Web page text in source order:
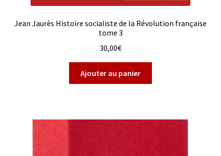
Jean Jaurès Histoire socialiste de la Révolution française
tome 3
30,00€
Ajouter au panier